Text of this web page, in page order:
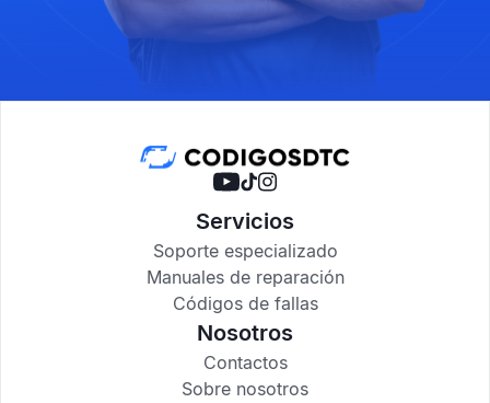
Servicios
Soporte especializado
Manuales de reparación
Códigos de fallas
Nosotros
Contactos
Sobre nosotros